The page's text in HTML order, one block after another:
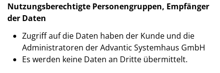
Nutzungsberechtigte Personengruppen, Empfänger
der Daten
Zugriff auf die Daten haben der Kunde und die
Administratoren der Advantic Systemhaus GmbH
Es werden keine Daten an Dritte übermittelt.